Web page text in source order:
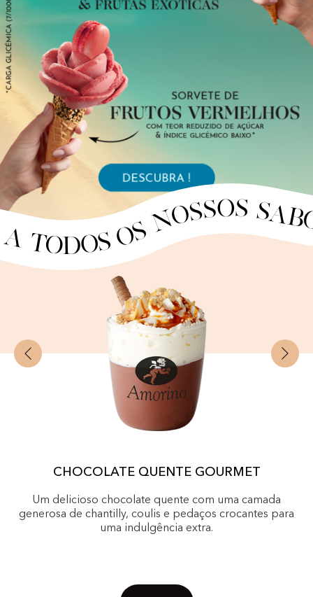
OS NOSSOS SABORES · DESCOBRA TODOS OS NOSSOS SABORES · DESCOBRA TODOS OS NOSSOS SABORES · DESCOBRA TODOS OS NOSSOS SABORES · DESCOBRA TODOS OS NOSSOS SABORES · DESCOBRA TODOS OS NOSSOS SABORES · DESCOBRA TODOS OS NOSSOS SABORES · DESCOBRA TODOS OS NOSSOS SABORES · DESCOBRA TODOS OS NOSSOS SABORES · DESCOBRA TODOS OS NOSSOS SABORES · DESCOBRA TODOS OS NOSSOS SABORES · DESCOBRA TODOS OS NOSSOS SABORES · DESCOBRA TODOS OS NOSSOS SABORES · DESCOBRA TODOS OS NOSSOS SABORES · DESCOBRA TODOS OS NOSSOS SABORES · DESCOBRA TODOS OS NOSSOS SABORES · DESCOBRA TODOS OS NOSSOS SABORES · DESCOBRA TODOS OS NOSSOS SABORES · DESCOBRA TODOS OS NOSSOS SABORES · DESCOBRA TODOS OS NOSSOS SABORES · DESCOBRA TODOS OS NOSSOS SABORES · DESCOBRA TODOS OS NOSSOS SABORES · DESCOBRA TODOS OS NOSSOS SABORES · DESCOBRA TODOS OS NOSSOS SABORES · DESCOBRA TODOS OS NOSSOS SABORES · DESCOBRA TODOS OS NOSSOS SABORES · DESCOBRA TODOS OS NOSSOS SABORES · DESCOBRA TODOS OS NOSSOS SABORES · DESCOBRA TODOS OS NOSSOS SABORES · DESCOBRA TODOS OS NOSSOS SABORES · DESCOBRA TODOS OS NOSSOS SABORES · DESCOBRA TODOS OS NOSSOS SABORES · DESCOBRA TODOS OS NOSSOS SABORES · DESCOBRA TODOS OS NOSSOS SABORES · DESCOBRA TODOS OS NOSSOS SABORES · DESCOBRA TODOS OS NOSSOS SABORES ·
CHOCOLATE QUENTE GOURMET
Um delicioso chocolate quente com uma camada
generosa de chantilly, coulis e pedaços crocantes para
uma indulgência extra.